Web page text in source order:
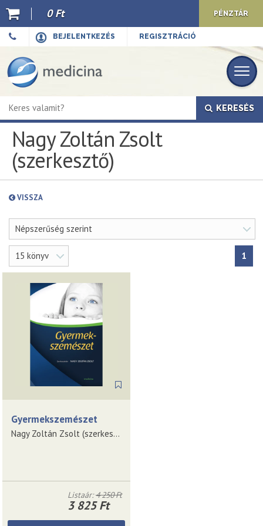
BEJELENTKEZÉS REGISZTRÁCIÓ
0 Ft PÉNZTÁR
KERESÉS
Nagy Zoltán Zsolt
(szerkesztő)
VISSZA
Népszerűség szerint
15 könyv 1
Gyermekszemészet
Nagy Zoltán Zsolt (szerkesztő)
Listaár:4 250 Ft
3 825 Ft
Ajánló
Kiadványaink
E-book
Újdonságok
Akciók
Előkészületben
Cégünkről